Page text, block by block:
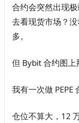
合约会突然出现
去看现货市场？
多。
但 Bybit 合约图上
我有一次做 PEPE
仓位不算大，12